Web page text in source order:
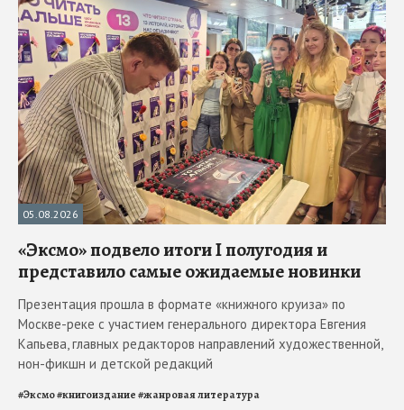
05.08.2026
«Эксмо» подвело итоги I полугодия и
представило самые ожидаемые новинки
Презентация прошла в формате «книжного круиза» по
Москве-реке с участием генерального директора Евгения
Капьева, главных редакторов направлений художественной,
нон-фикшн и детской редакций
#Эксмо#книгоиздание#жанровая литература